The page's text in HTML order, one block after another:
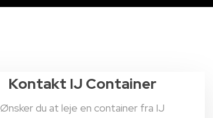
Kontakt IJ Container
Ønsker du at leje en container fra IJ